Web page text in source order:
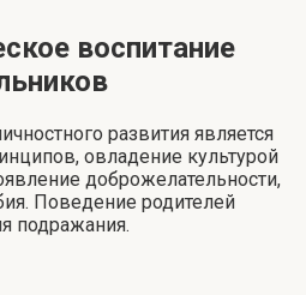
воспитание
развития является
овладение культурой
доброжелательности,
Поведение родителей
подражания.